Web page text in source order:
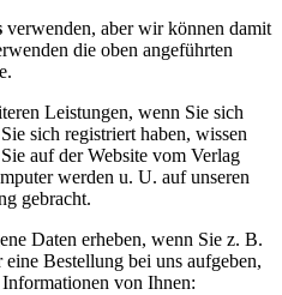
verwenden, aber wir können damit
die oben angeführten
Leistungen, wenn Sie sich
sich registriert haben, wissen
auf der Website vom Verlag
werden u. U. auf unseren
gebracht.
Daten erheben, wenn Sie z. B.
Bestellung bei uns aufgeben,
von Ihnen: